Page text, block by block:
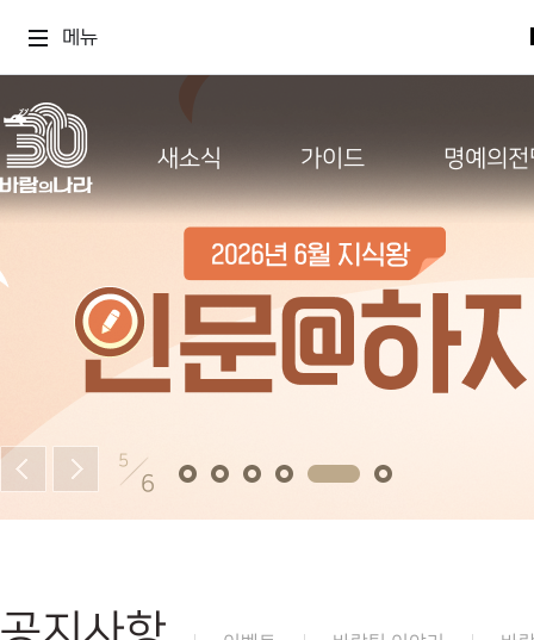
메뉴
새소식 가이드 명예의
5
6